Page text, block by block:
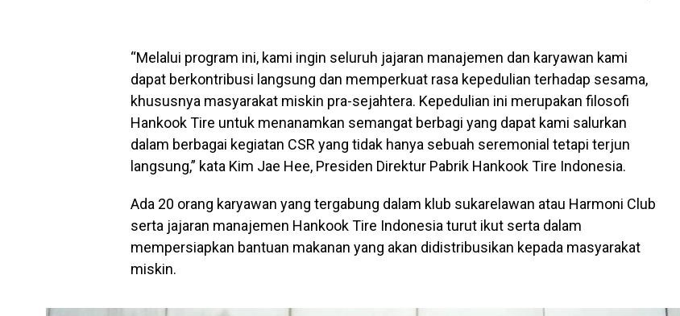
“Melalui program ini, kami ingin seluruh jajaran manajemen dan karyawan kami
dapat berkontribusi langsung dan memperkuat rasa kepedulian terhadap sesama,
khususnya masyarakat miskin pra-sejahtera. Kepedulian ini merupakan filosofi
Hankook Tire untuk menanamkan semangat berbagi yang dapat kami salurkan
dalam berbagai kegiatan CSR yang tidak hanya sebuah seremonial tetapi terjun
langsung,” kata Kim Jae Hee, Presiden Direktur Pabrik Hankook Tire Indonesia.
Ada 20 orang karyawan yang tergabung dalam klub sukarelawan atau Harmoni Club
serta jajaran manajemen Hankook Tire Indonesia turut ikut serta dalam
mempersiapkan bantuan makanan yang akan didistribusikan kepada masyarakat
miskin.